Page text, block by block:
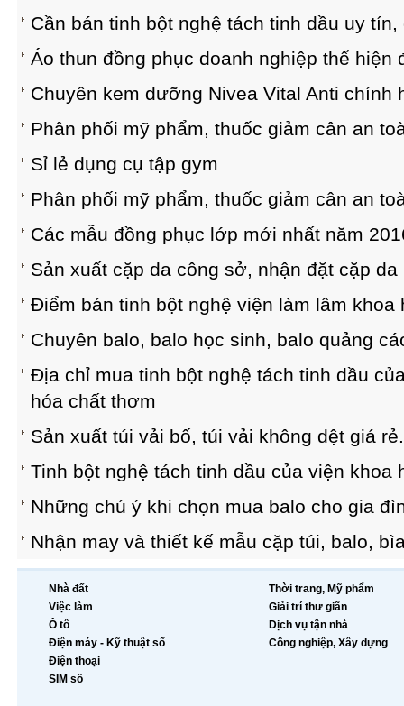
Cần bán tinh bột nghệ tách tinh dầu uy
Áo thun đồng phục doanh nghiệp thể hiện
Chuyên kem dưỡng Nivea Vital Anti chính
Phân phối mỹ phẩm, thuốc giảm cân an
Sỉ lẻ dụng cụ tập gym
Phân phối mỹ phẩm, thuốc giảm cân an
Các mẫu đồng phục lớp mới nhất năm
Sản xuất cặp da công sở, nhận đặt cặp
Điểm bán tinh bột nghệ viện làm lâm khoa
Chuyên balo, balo học sinh, balo quảng
Địa chỉ mua tinh bột nghệ tách tinh dầu
hóa chất thơm
Sản xuất túi vải bố, túi vải không dệt giá rẻ.
Tinh bột nghệ tách tinh dầu của viện khoa
Những chú ý khi chọn mua balo cho gia
Nhận may và thiết kế mẫu cặp túi, balo,
Nhà đất
Việc làm
Ô tô
Điện máy - Kỹ thuật số
Điện thoại
SIM số
Thời trang, Mỹ phẩm
Giải trí thư giãn
Dịch vụ tận nhà
Công nghiệp, Xây dựng